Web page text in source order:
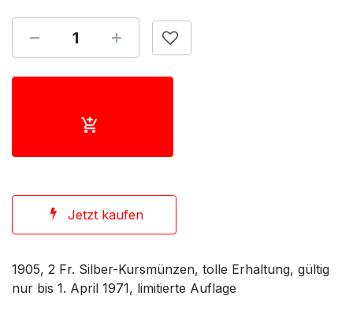
Jetzt kaufen
1905, 2 Fr. Silber-Kursmünzen, tolle Erhaltung, gültig
nur bis 1. April 1971, limitierte Auflage